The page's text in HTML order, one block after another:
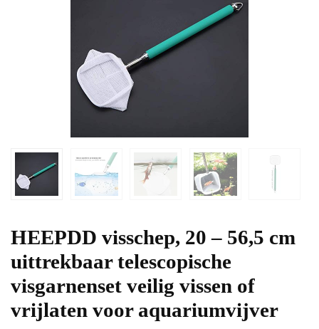
HEEPDD visschep, 20 – 56,5 cm
uittrekbaar telescopische
visgarnenset veilig vissen of
vrijlaten voor aquariumvijver